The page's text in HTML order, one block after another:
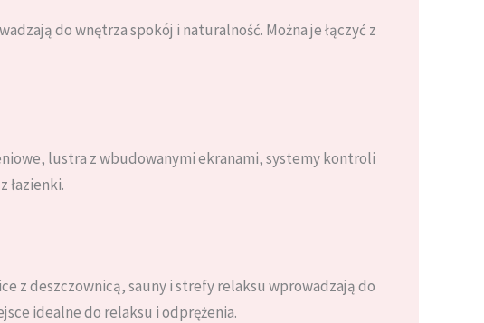
do wnętrza spokój i naturalność. Można je łączyć z
lustra z wbudowanymi ekranami, systemy kontroli
łazienki.
z deszczownicą, sauny i strefy relaksu wprowadzają do
idealne do relaksu i odprężenia.